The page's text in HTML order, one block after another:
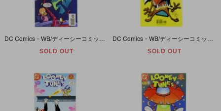
SOLD OUT SOLD OUT